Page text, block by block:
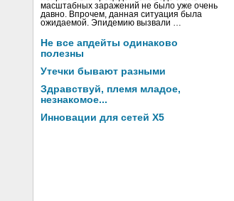
масштабных заражений не было уже очень
давно. Впрочем, данная ситуация была
ожидаемой. Эпидемию вызвали …
Не все апдейты одинаково
полезны
Утечки бывают разными
Здравствуй, племя младое,
незнакомое...
Инновации для сетей X5